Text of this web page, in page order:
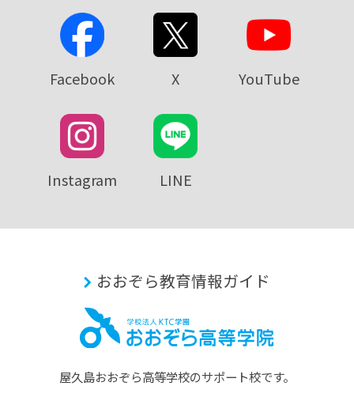
Facebook X YouTube
Instagram LINE
おおぞら教育情報ガイド
屋久島おおぞら⾼等学校のサポート校です。